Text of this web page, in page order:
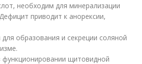
необходим для минерализации
приводит к анорексии,
образования и секреции соляной
функционировании щитовидной